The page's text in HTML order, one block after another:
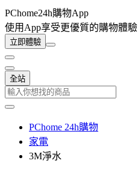
PChome24h購物App
使用App享受更優質的購物體驗
立即體驗
全站
PChome 24h購物
家電
3M淨水